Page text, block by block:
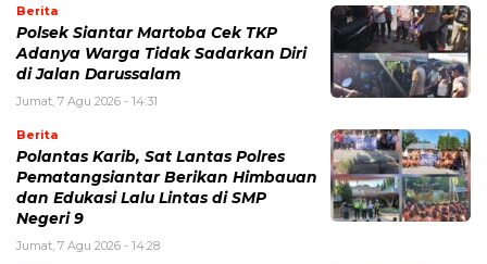
Berita
Polsek Siantar Martoba Cek TKP
Adanya Warga Tidak Sadarkan Diri
di Jalan Darussalam
Jumat, 7 Agu 2026 - 14:31
Berita
Polantas Karib, Sat Lantas Polres
Pematangsiantar Berikan Himbauan
dan Edukasi Lalu Lintas di SMP
Negeri 9
Jumat, 7 Agu 2026 - 14:28